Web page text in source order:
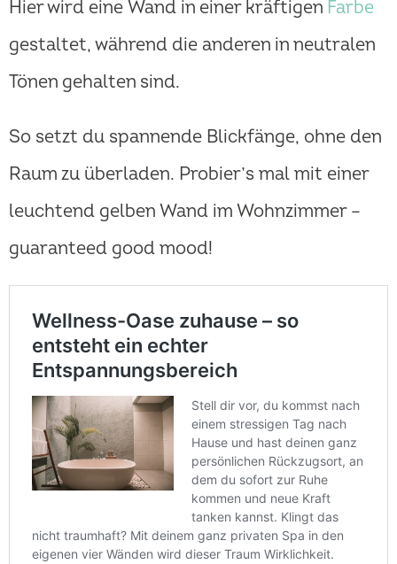
Hier wird eine Wand in einer kräftigen Farbe
gestaltet, während die anderen in neutralen
Tönen gehalten sind.
So setzt du spannende Blickfänge, ohne den
Raum zu überladen. Probier’s mal mit einer
leuchtend gelben Wand im Wohnzimmer –
guaranteed good mood!